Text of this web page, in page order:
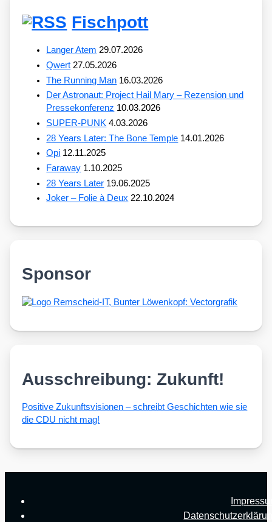
Fischpott
Langer Atem 29.07.2026
Qwert 27.05.2026
The Running Man 16.03.2026
Der Astronaut: Project Hail Mary – Rezension und
Pressekonferenz 10.03.2026
SUPER-PUNK 4.03.2026
28 Years Later: The Bone Temple 14.01.2026
Opi 12.11.2025
Faraway 1.10.2025
28 Years Later 19.06.2025
Joker – Folie à Deux 22.10.2024
Sponsor
Ausschreibung: Zukunft!
Posi­ti­ve Zukunfts­vi­sio­nen – schreibt Geschich­ten wie sie
die CDU nicht mag!